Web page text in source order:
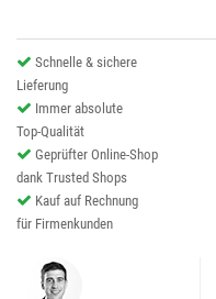
Schnelle & sichere
Lieferung
Immer absolute
Top-Qualität
Geprüfter Online-Shop
dank Trusted Shops
Kauf auf Rechnung
für Firmenkunden